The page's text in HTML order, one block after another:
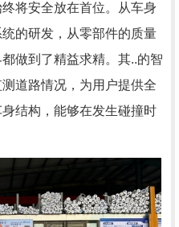
将安全放在首位。从车身
的研发，从零部件的质量
做到了精益求精。其..的智
道路情况，为用户提供全
结构，能够在发生碰撞时